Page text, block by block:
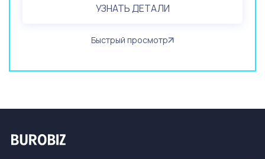
УЗНАТЬ ДЕТАЛИ
Быстрый просмотр